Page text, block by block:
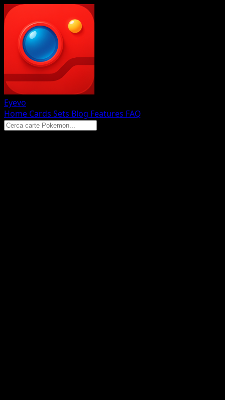
Eyevo
Home Cards Sets Blog Features FAQ